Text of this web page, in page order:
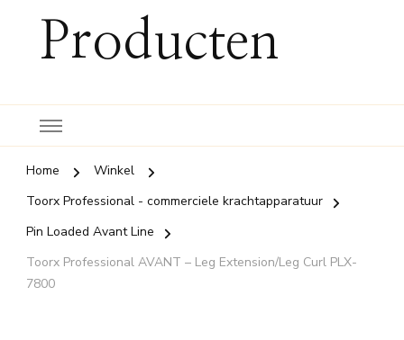
Producten
Home
Winkel
Toorx Professional - commerciele krachtapparatuur
Pin Loaded Avant Line
Toorx Professional AVANT – Leg Extension/Leg Curl PLX-
7800